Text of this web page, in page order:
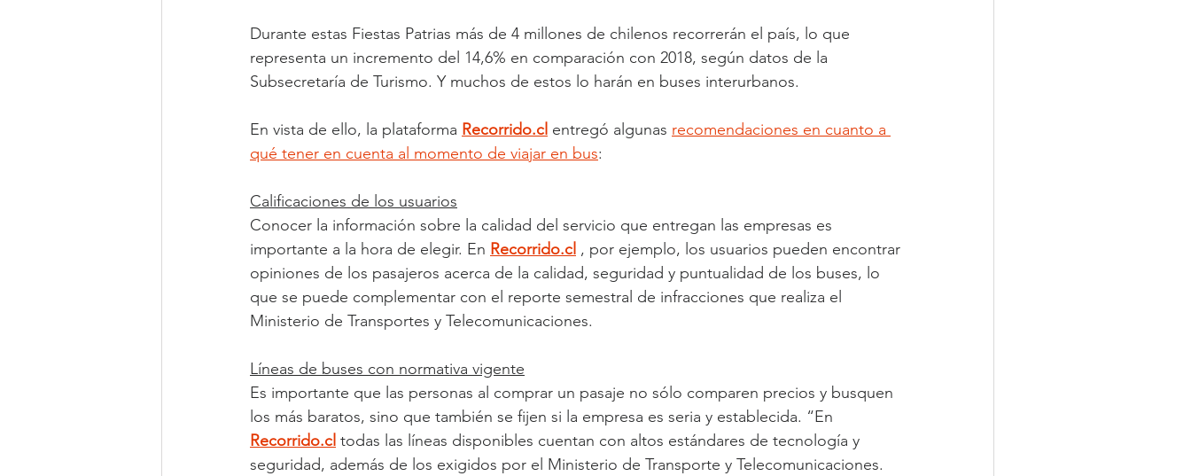
Durante estas Fiestas Patrias más de 4 millones de chilenos recorrerán el país, lo que
representa un incremento del 14,6% en comparación con 2018, según datos de la
Subsecretaría de Turismo. Y muchos de estos lo harán en buses interurbanos.
En vista de ello, la plataforma Recorrido.cl entregó algunas recomendaciones en cuanto a
qué tener en cuenta al momento de viajar en bus:
Calificaciones de los usuarios
Conocer la información sobre la calidad del servicio que entregan las empresas es
importante a la hora de elegir. En Recorrido.cl , por ejemplo, los usuarios pueden encontrar
opiniones de los pasajeros acerca de la calidad, seguridad y puntualidad de los buses, lo
que se puede complementar con el reporte semestral de infracciones que realiza el
Ministerio de Transportes y Telecomunicaciones.
Líneas de buses con normativa vigente
Es importante que las personas al comprar un pasaje no sólo comparen precios y busquen
los más baratos, sino que también se fijen si la empresa es seria y establecida. “En
Recorrido.cl todas las líneas disponibles cuentan con altos estándares de tecnología y
seguridad, además de los exigidos por el Ministerio de Transporte y Telecomunicaciones.